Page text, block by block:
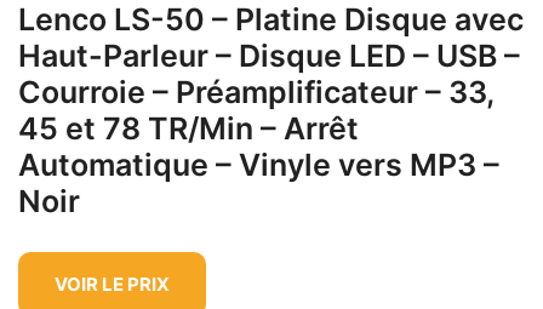
Lenco LS-50 – Platine Disque avec
Haut-Parleur – Disque LED – USB –
Courroie – Préamplificateur – 33,
45 et 78 TR/Min – Arrêt
Automatique – Vinyle vers MP3 –
Noir
VOIR LE PRIX